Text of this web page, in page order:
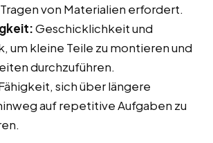
von Materialien erfordert.
Geschicklichkeit und
um kleine Teile zu montieren und
durchzuführen.
sich über längere
auf repetitive Aufgaben zu